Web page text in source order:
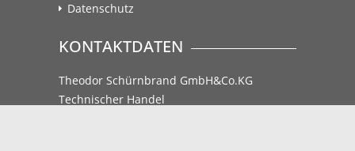
Datenschutz
KONTAKTDATEN
Theodor Schürnbrand GmbH&Co.KG
Technischer Handel